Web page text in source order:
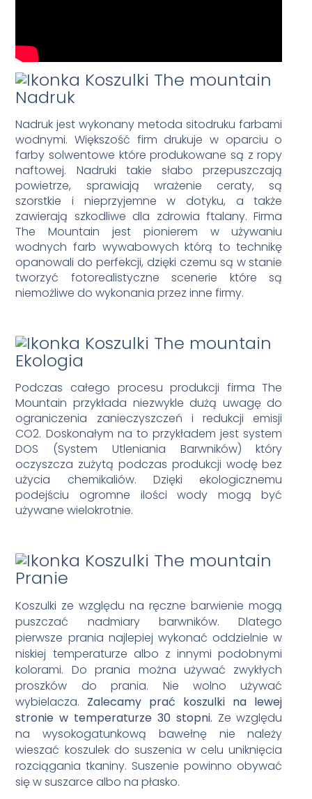
Nadruk
Nadruk jest wykonany metoda sitodruku farbami
wodnymi. Większość firm drukuje w oparciu o
farby solwentowe które produkowane są z ropy
naftowej. Nadruki takie słabo przepuszczają
powietrze, sprawiają wrażenie ceraty, są
szorstkie i nieprzyjemne w dotyku, a także
zawierają szkodliwe dla zdrowia ftalany. Firma
The Mountain jest pionierem w używaniu
wodnych farb wywabowych którą to technikę
opanowali do perfekcji, dzięki czemu są w stanie
tworzyć fotorealistyczne scenerie które są
niemożliwe do wykonania przez inne firmy.
Ekologia
Podczas całego procesu produkcji firma The
Mountain przykłada niezwykle dużą uwagę do
ograniczenia zanieczyszczeń i redukcji emisji
CO2. Doskonałym na to przykładem jest system
DOS (System Utleniania Barwników) który
oczyszcza zużytą podczas produkcji wodę bez
użycia chemikaliów. Dzięki ekologicznemu
podejściu ogromne ilości wody mogą być
używane wielokrotnie.
Pranie
Koszulki ze względu na ręczne barwienie mogą
puszczać nadmiary barwników. Dlatego
pierwsze prania najlepiej wykonać oddzielnie w
niskiej temperaturze albo z innymi podobnymi
kolorami. Do prania można używać zwykłych
proszków do prania. Nie wolno używać
wybielacza. Zalecamy prać koszulki na lewej
stronie w temperaturze 30 stopni. Ze względu
na wysokogatunkową bawełnę nie należy
wieszać koszulek do suszenia w celu uniknięcia
rozciągania tkaniny. Suszenie powinno obywać
się w suszarce albo na płasko.